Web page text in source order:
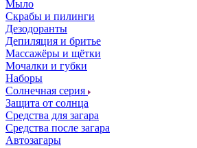
Мыло
Скрабы и пилинги
Дезодоранты
Депиляция и бритье
Массажёры и щётки
Мочалки и губки
Наборы
Солнечная серия
Защита от солнца
Средства для загара
Средства после загара
Автозагары